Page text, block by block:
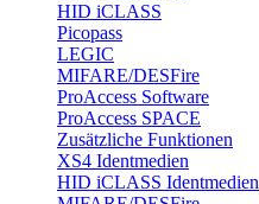
HID iCLASS
Picopass
LEGIC
MIFARE/DESFire
ProAccess Software
ProAccess SPACE
Zusätzliche Funktionen
XS4 Identmedien
HID iCLASS Identmedien